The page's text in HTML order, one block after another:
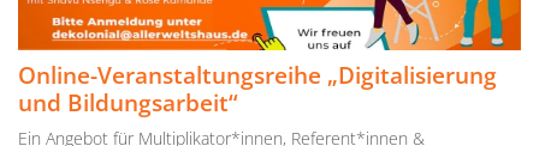
Online-Veranstaltungsreihe „Digitalisierung
und Bildungsarbeit“
Ein Angebot für Multiplikator*innen, Referent*innen &